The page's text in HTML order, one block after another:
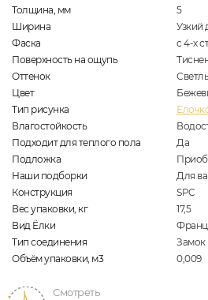
Толщина, мм
5
Ширина
Узкий
Фаска
с 4-х
Поверхность на ощупь
Оттенок
Цвет
Тип рисунка
Влагостойкость
Подходит для теплого пола
Да
Подложка
Наши подборки
Для
Конструкция
SPC
Вес упаковки, кг
17,5
Вид Ёлки
Тип соединения
Замок
Объём упаковки, м3
0,009
Смотреть